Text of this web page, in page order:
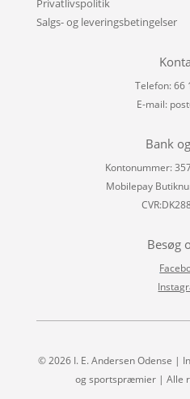
Privatlivspolitik
Salgs- og leveringsbetingelser
Telefon: 66
E-mail:
Bank
Kontonummer:
Mobilepay
Besøg
© 2026 I. E. Andersen Odense |
og sportspræmier | Alle